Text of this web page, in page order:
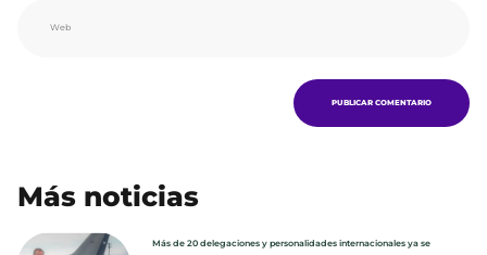
Más noticias
Más de 20 delegaciones y personalidades internacionales ya se